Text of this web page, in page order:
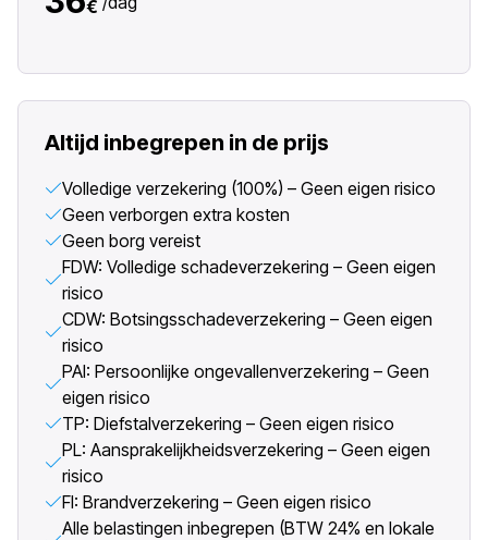
€
Altijd inbegrepen in de prijs
Volledige verzekering (100%) – Geen eigen risico
Geen verborgen extra kosten
Geen borg vereist
FDW: Volledige schadeverzekering – Geen eigen
risico
CDW: Botsingsschadeverzekering – Geen eigen
risico
PAI: Persoonlijke ongevallenverzekering – Geen
eigen risico
TP: Diefstalverzekering – Geen eigen risico
PL: Aansprakelijkheidsverzekering – Geen eigen
risico
FI: Brandverzekering – Geen eigen risico
Alle belastingen inbegrepen (BTW 24% en lokale